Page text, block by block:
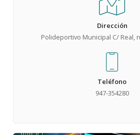
Dirección
Polideportivo Municipal C/ Real,
Teléfono
947-354280